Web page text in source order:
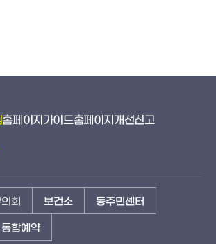
홈페이지가이드홈페이지개선신고
회 보건소 동주민센터
통합예약